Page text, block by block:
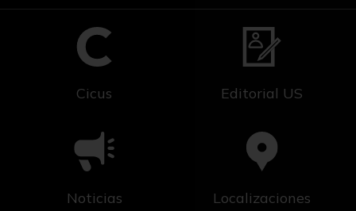
Cicus Editorial US
Noticias Localizaciones